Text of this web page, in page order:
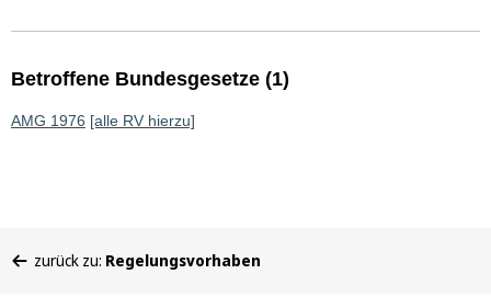
Betroffene Bundesgesetze (1)
AMG 1976 [alle RV hierzu]
befinden
zurück zu: Regelungsvorhaben